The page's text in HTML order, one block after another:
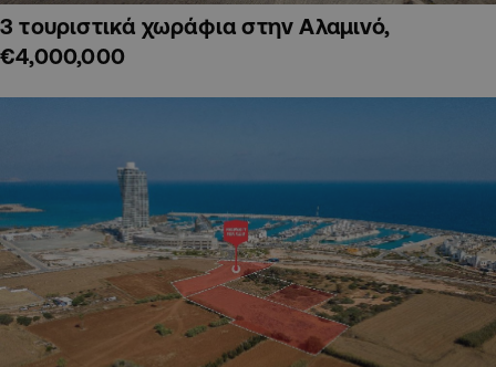
3 τουριστικά χωράφια στην Αλαμινό,
€4,000,000